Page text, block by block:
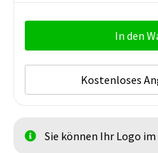
In den
Kostenloses
Sie können Ihr Logo